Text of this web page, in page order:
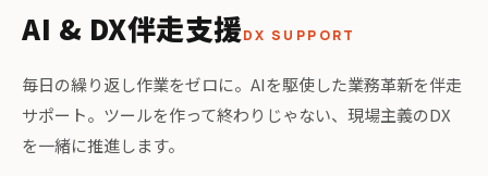
AI & DX伴走支援DX SUPPORT
毎日の繰り返し作業をゼロに。AIを駆使した業務革新を伴走
サポート。ツールを作って終わりじゃない、現場主義のDX
を一緒に推進します。